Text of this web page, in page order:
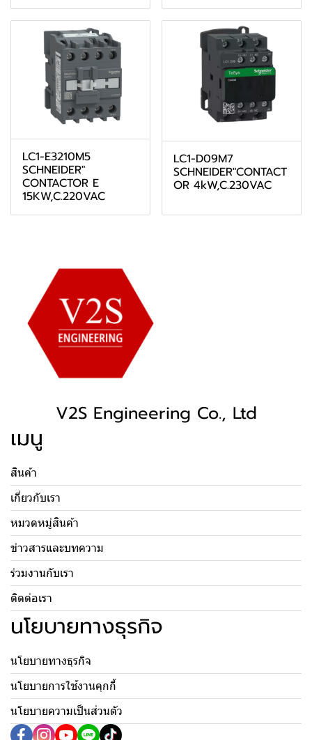
LC1-E3210M5
SCHNEIDER"
CONTACTOR E
15KW,C.220VAC
LC1-D09M7
SCHNEIDER"CONTACT
OR 4kW,C.230VAC
V2S Engineering Co., Ltd
เมนู
สินค้า
เกี่ยวกับเรา
หมวดหมู่สินค้า
ข่าวสารและบทความ
ร่วมงานกับเรา
ติดต่อเรา
นโยบายทางธุรกิจ
นโยบายทางธุรกิจ
นโยบายการใช้งานคุกกี้
นโยบายความเป็นส่วนตัว